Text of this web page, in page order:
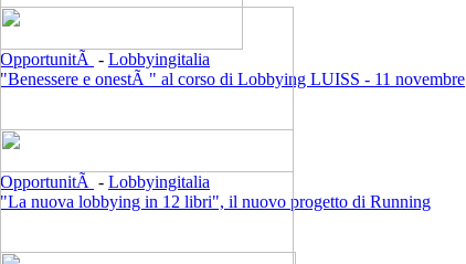
OpportunitÃ - Lobbyingitalia
"Benessere e onestÃ " al corso di Lobbying LUISS - 11 novembre
OpportunitÃ - Lobbyingitalia
"La nuova lobbying in 12 libri", il nuovo progetto di Running